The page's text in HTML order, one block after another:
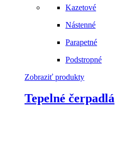
Kazetové
Nástenné
Parapetné
Podstropné
Zobraziť produkty
Tepelné čerpadlá